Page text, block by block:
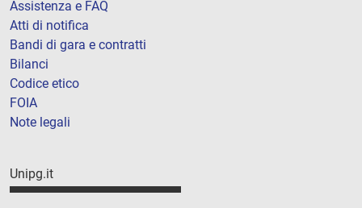
Assistenza e FAQ
Atti di notifica
Bandi di gara e contratti
Bilanci
Codice etico
FOIA
Note legali
Unipg.it